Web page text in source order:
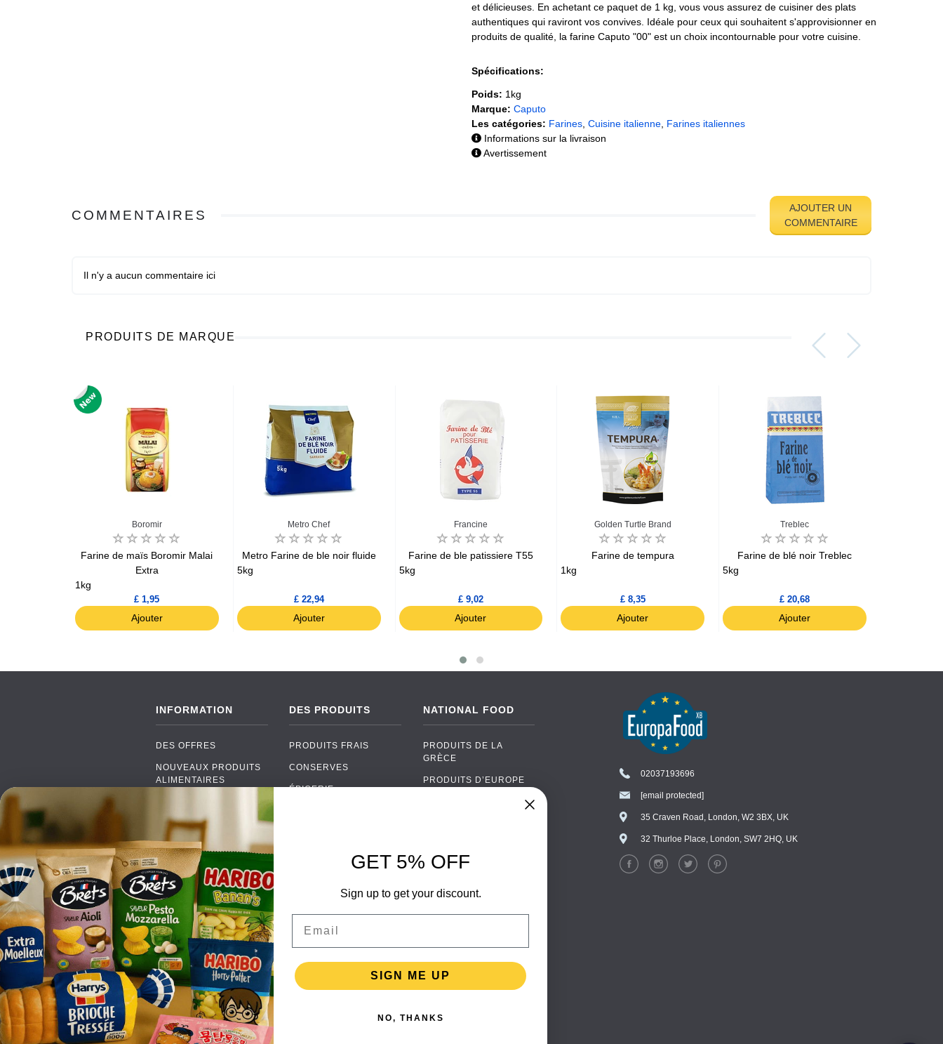
et délicieuses. En achetant ce paquet de 1 kg, vous vous assurez de cuisiner des plats
authentiques qui raviront vos convives. Idéale pour ceux qui souhaitent s'approvisionner en
produits de qualité, la farine Caputo "00" est un choix incontournable pour votre cuisine.
Spécifications:
Poids: 1kg
Marque: Caputo
Les catégories: Farines Cuisine italienne Farines italiennes
Informations sur la livraison
Avertissement
COMMENTAIRES
AJOUTER UN
COMMENTAIRE
Il n'y a aucun commentaire ici
PRODUITS DE MARQUE
Boromir
Farine de maïs Boromir Malai
Extra
1kg
£ 1,95
Ajouter
Metro Chef
Metro Farine de ble noir fluide
5kg
£ 22,94
Ajouter
Francine
Farine de ble patissiere T55
5kg
£ 9,02
Ajouter
Golden Turtle Brand
Farine de tempura
1kg
£ 8,35
Ajouter
Treblec
Farine de blé noir Treblec
5kg
£ 20,68
Ajouter
INFORMATION
DES OFFRES
NOUVEAUX PRODUITS
ALIMENTAIRES
FAQ
PAIEMENTS
LIVRAISON
DE GROS
CONTACTEZ NOUS
TERMES ET
CONDITIONS
POLITIQUE DE
CONFIDENTIALITÉ
RETURNS
TESTIMONIALS
DES PRODUITS
PRODUITS FRAIS
CONSERVES
ÉPICERIE
ALIMENTAIRES
NATIONAL FOOD
PRODUITS DE LA
GRÈCE
PRODUITS D’EUROPE
CUISINE ESPAGNOLE
02037193696
[email protected]
35 Craven Road, London, W2 3BX, UK
32 Thurloe Place, London, SW7 2HQ, UK
Chat
Chat with our support team
GET 5% OFF
Sign up to get your discount.
SIGN ME UP
NO, THANKS